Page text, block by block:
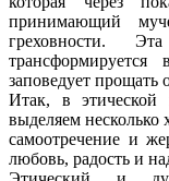
принимающий
греховности.
заповедует прощать
Итак, в этической
выделяем несколько
самоотречение и
любовь, радость и